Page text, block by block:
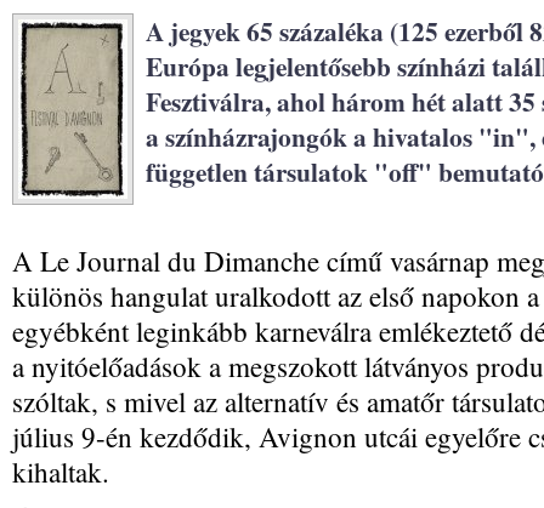
A jegyek 65 százaléka (125 ezerből
Európa legjelentősebb színházi
Fesztiválra, ahol három hét alatt
a színházrajongók a hivatalos "in",
független társulatok "off"
A Le Journal du Dimanche című vasárnap
különös hangulat uralkodott az első napokon
egyébként leginkább karneválra emlékeztető
a nyitóelőadások a megszokott látványos
szóltak, s mivel az alternatív és amatőr
július 9-én kezdődik, Avignon utcái egyelőre
kihaltak.